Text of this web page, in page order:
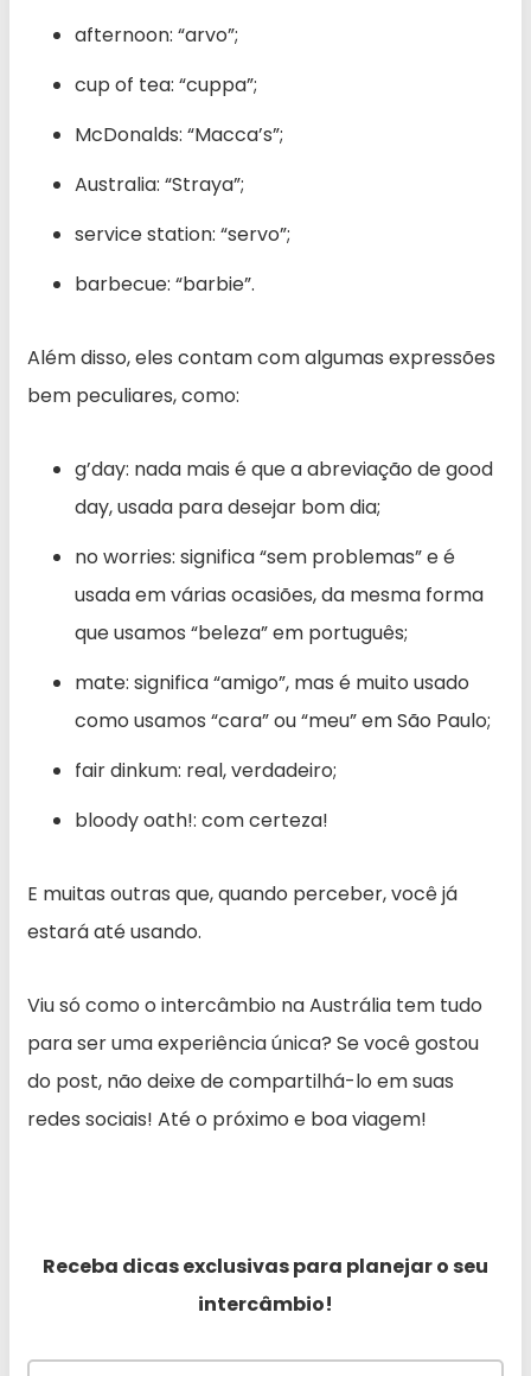
afternoon: “arvo”;
cup of tea: “cuppa”;
McDonalds: “Macca’s”;
Australia: “Straya”;
service station: “servo”;
barbecue: “barbie”.
Além disso, eles contam com algumas expressões
bem peculiares, como:
g’day: nada mais é que a abreviação de good
day, usada para desejar bom dia;
no worries: significa “sem problemas” e é
usada em várias ocasiões, da mesma forma
que usamos “beleza” em português;
mate: significa “amigo”, mas é muito usado
como usamos “cara” ou “meu” em São Paulo;
fair dinkum: real, verdadeiro;
bloody oath!: com certeza!
E muitas outras que, quando perceber, você já
estará até usando.
Viu só como o intercâmbio na Austrália tem tudo
para ser uma experiência única? Se você gostou
do post, não deixe de compartilhá-lo em suas
redes sociais! Até o próximo e boa viagem!
Receba dicas exclusivas para planejar o seu
intercâmbio!